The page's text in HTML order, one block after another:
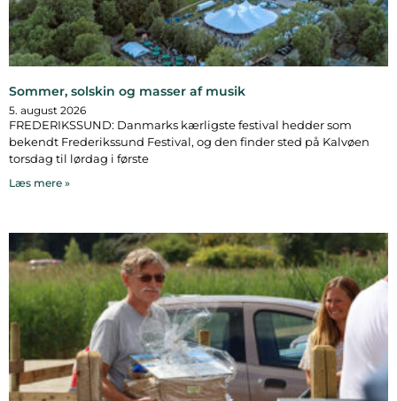
Sommer, solskin og masser af musik
5. august 2026
FREDERIKSSUND: Danmarks kærligste festival hedder som
bekendt Frederikssund Festival, og den finder sted på Kalvøen
torsdag til lørdag i første
Læs mere »